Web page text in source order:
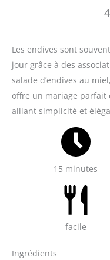
Les endives sont
jour grâce à des
salade d’endives au
offre un mariage
alliant simplicité et
15 minutes
facile
Ingrédients